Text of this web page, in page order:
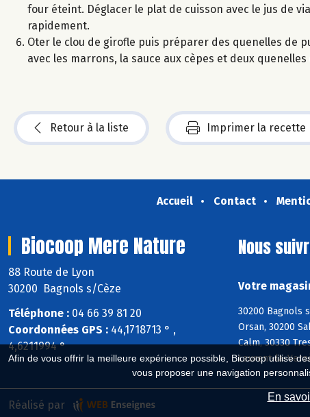
Afin de vous offrir la meilleure expérience possible, Biocoop utilise
vous proposer une navigation
En
four éteint. Déglacer le plat de cuisson avec le jus de
rapidement.
Oter le clou de girofle puis préparer des quenelles de
avec les marrons, la sauce aux cèpes et deux quenelles
Retour à la liste Imprimer la recette
Accueil Contact
Biocoop Mere Nature
88 Route de Lyon
30200 Bagnols s/Cèze
Téléphone : 04 66 39 81 20
Coordonnées GPS : 44,1718713 ° ,
4,6211994 °
Nous
Votre
30200 Bagnols
Orsan, 30200
Calm, 30330
Laurent-la-
Réalisé par